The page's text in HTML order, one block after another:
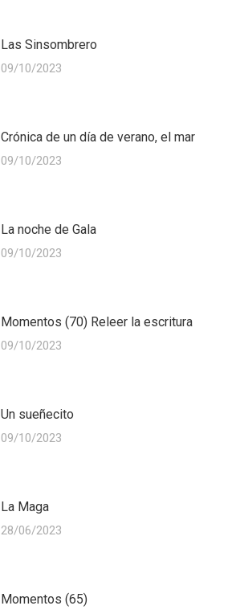
Las Sinsombrero
09/10/2023
Crónica de un día de verano, el mar
09/10/2023
La noche de Gala
09/10/2023
Momentos (70) Releer la escritura
09/10/2023
Un sueñecito
09/10/2023
La Maga
28/06/2023
Momentos (65)